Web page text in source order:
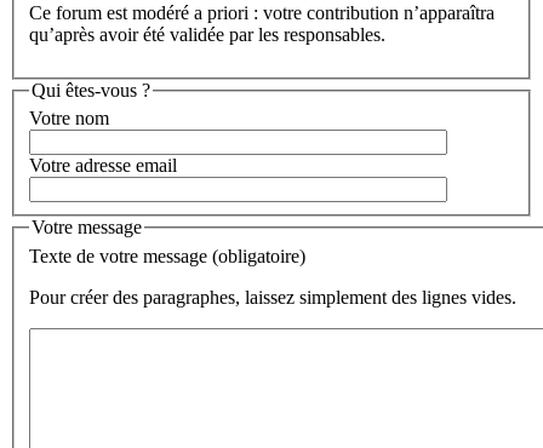
Ce forum est modéré a priori : votre contribution n’apparaîtra
qu’après avoir été validée par les responsables.
Qui êtes-vous ?
Votre nom
Votre adresse email
Votre message
Texte de votre message (obligatoire)
Pour créer des paragraphes, laissez simplement des lignes vides.